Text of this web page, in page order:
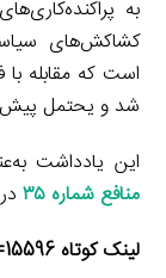
به
کشاکش‌های
است که مقابله
شد و یحتمل پیش
این یادداشت
منافع شماره ۳۵
در
لینک کوتاه https://iran-bssc.ir/?p=15596